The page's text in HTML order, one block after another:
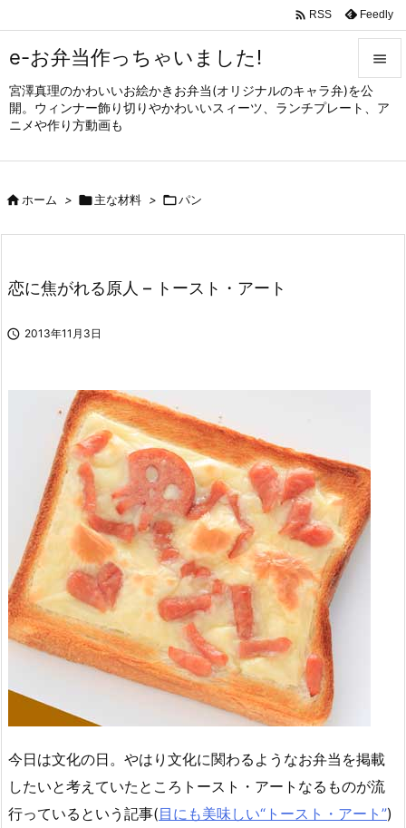
e-お弁当作っちゃいました!
宮澤真理のかわいいお絵かきお弁当(オリジナルのキャラ弁)を公
開。ウィンナー飾り切りやかわいいスィーツ、ランチプレート、ア
ニメや作り方動画も


メニュ
サイド

 RSS Feedly
ホーム > 主な材料 > パン
恋に焦がれる原人 – トースト・アート
 2013年11月3日
今日は文化の日。やはり文化に関わるようなお弁当を掲載
したいと考えていたところトースト・アートなるものが流
行っているという記事(目にも美味しい“トースト・アート”)